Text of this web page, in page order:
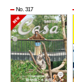
No. 317